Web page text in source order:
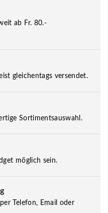
ab Fr. 80.-
gleichentags versendet.
Sortimentsauswahl.
möglich sein.
Telefon, Email oder